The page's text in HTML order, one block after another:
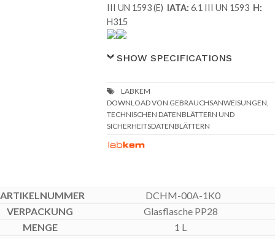
III UN 1593 (E)
IATA:6.1 III UN 1593 H:
H315
SHOW SPECIFICATIONS
DOWNLOAD VON GEBRAUCHSANWEISUNGEN,
TECHNISCHEN DATENBLÄTTERN UND
SICHERHEITSDATENBLÄTTERN
DCHM-00A-1K0
Glasflasche PP28
1 L